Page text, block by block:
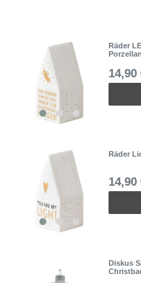
Räder
Porzellan
14,90
Räder
14,90
Diskus